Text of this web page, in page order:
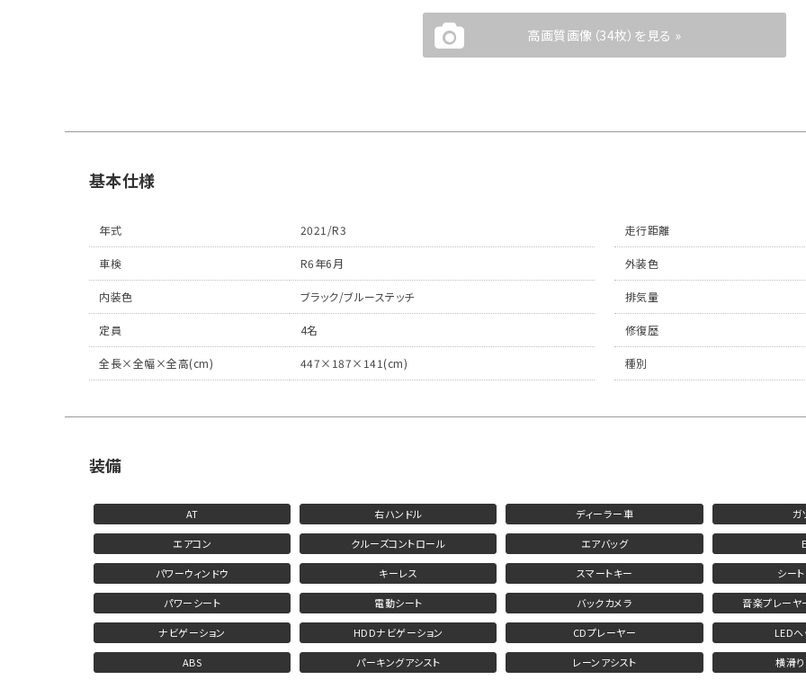
高画質画像（34枚）を見る »
基本仕様
年式 2021/R3 走行距離
車検 R6年6月 外装色
内装色 ブラック/ブルーステッチ 排気量
定員 4名 修復歴
全長×全幅×全高(cm) 447×187×141(cm) 種別
装備
AT 右ハンドル ディーラー車 ガ
エアコン クルーズコントロール エアバッグ
パワーウィンドウ キーレス スマートキー シー
パワーシート 電動シート バックカメラ 音楽プレーヤ
ナビゲーション HDDナビゲーション CDプレーヤー LEDヘ
ABS パーキングアシスト レーンアシスト 横滑